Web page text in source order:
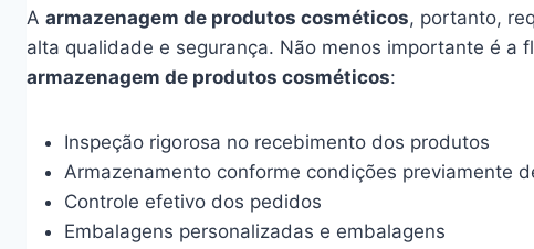
A armazenagem de produtos cosméticos, portanto,
alta qualidade e segurança. Não menos importante é a
armazenagem de produtos cosméticos:
Inspeção rigorosa no recebimento dos produtos
Armazenamento conforme condições previamente
Controle efetivo dos pedidos
Embalagens personalizadas e embalagens